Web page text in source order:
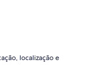
localização e